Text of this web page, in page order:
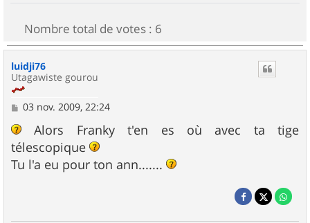
Nombre total de votes : 6
luidji76
Utagawiste gourou
M
s
s
a
g
e
03 nov. 2009, 22:24
Alors Franky t'en es où avec ta tige
télescopique
Tu l'a eu pour ton ann.......